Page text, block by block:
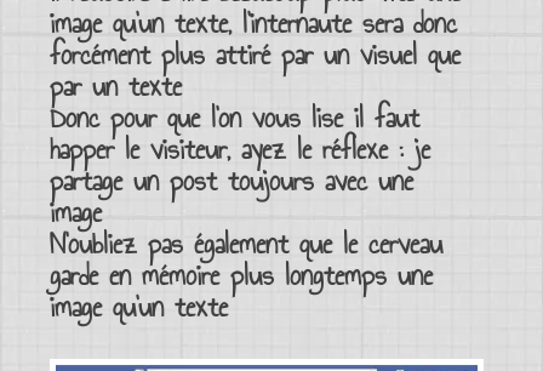
image qu’un texte, l’internaute sera donc
forcément plusattiré par un visuel que
par un texte
Donc pour que l’on vous lise il faut
happer le visiteur, ayez le réflexe : je
partage un posttoujours avec une
image
N’oubliez pas également que le cerveau
garde en mémoire plus longtemps une
image qu’un texte